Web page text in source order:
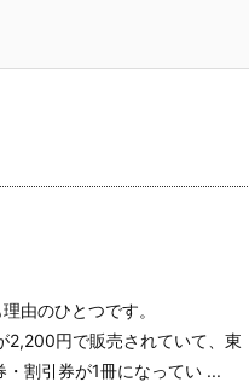
由のひとつです。
2,200円で販売されていて、東
割引券が1冊になってい ...